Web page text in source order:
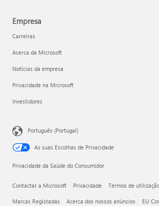
Empresa
Carreiras
Acerca da Microsoft
Notícias da empresa
Privacidade na Microsoft
Investidores
Português (Portugal)
As suas Escolhas de Privacidade
Privacidade da Saúde do Consumidor
Contactar a Microsoft Privacidade Termos de
Marcas Registadas Acerca dos nossos anúncios EU